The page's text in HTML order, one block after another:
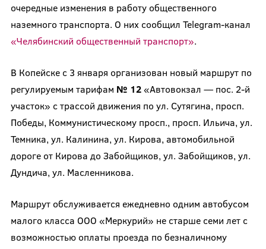
очередные изменения в работу общественного
наземного транспорта. О них сообщил Telegram-канал
«Челябинский общественный транспорт».
В Копейске с 3 января организован новый маршрут по
регулируемым тарифам № 12«Автовокзал — пос. 2-й
участок» с трассой движения по ул. Сутягина, просп.
Победы, Коммунистическому просп., просп. Ильича, ул.
Темника, ул. Калинина, ул. Кирова, автомобильной
дороге от Кирова до Забойщиков, ул. Забойщиков, ул.
Дундича, ул. Масленникова.
Маршрут обслуживается ежедневно одним автобусом
малого класса ООО «Меркурий» не старше семи лет с
возможностью оплаты проезда по безналичному